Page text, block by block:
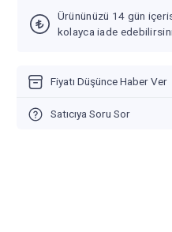
Ürününüzü 14 gün
kolayca iade
Fiyatı Düşünce Haber Ver
Satıcıya Soru Sor